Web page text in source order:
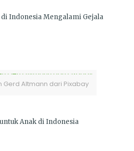
di Indonesia Mengalami Gejala
Gerd Altmann dari Pixabay
Anak di Indonesia